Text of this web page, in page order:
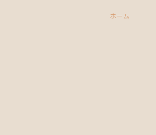
ホーム